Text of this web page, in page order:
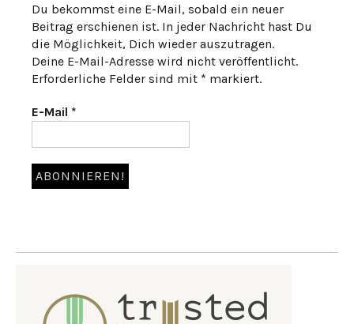
Du bekommst eine E-Mail, sobald ein neuer
Beitrag erschienen ist. In jeder Nachricht hast Du
die Möglichkeit, Dich wieder auszutragen.
Deine E-Mail-Adresse wird nicht veröffentlicht.
Erforderliche Felder sind mit * markiert.
E-Mail *